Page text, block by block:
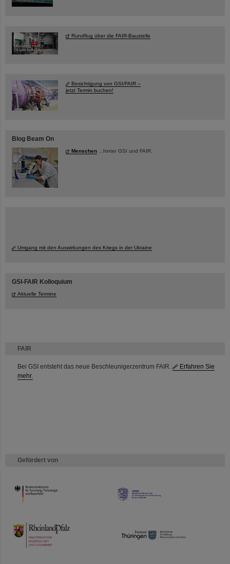
FAIR
Bei GSI entsteht das neue Beschleunigerzentrum FAIR.
Erfahren Sie
mehr.
Gefördert von
HMWK
TMWWDG
Rundflug über die FAIR-Baustelle
Besichtigung von GSI/FAIR –
jetzt Termin buchen!
Blog Beam On
Menschen ...hinter GSI und FAIR.
Umgang mit den Auswirkungen des Kriegs in der Ukraine
GSI-FAIR Kolloquium
Aktuelle Termine